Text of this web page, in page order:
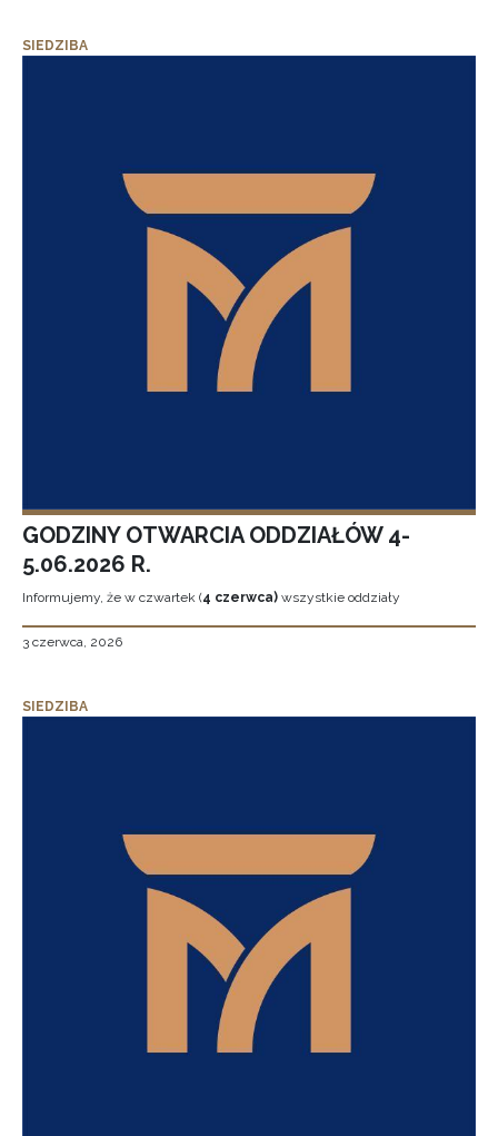
SIEDZIBA
GODZINY OTWARCIA ODDZIAŁÓW 4-
5.06.2026 R.
Informujemy, że w czwartek (4 czerwca) wszystkie oddziały
3 czerwca, 2026
SIEDZIBA